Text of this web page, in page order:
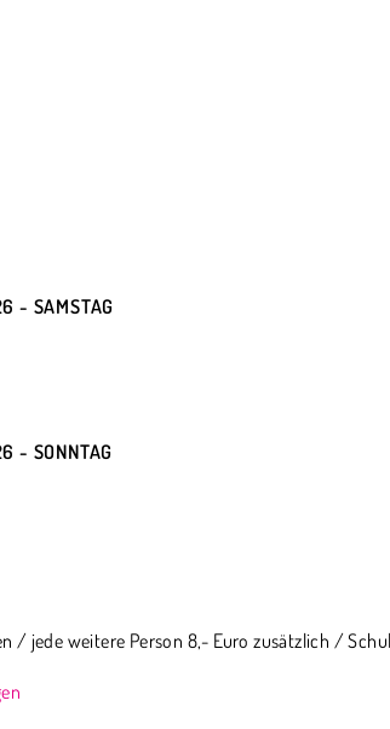
- SAMSTAG
- SONNTAG
/ jede weitere Person 8,- Euro zusätzlich /